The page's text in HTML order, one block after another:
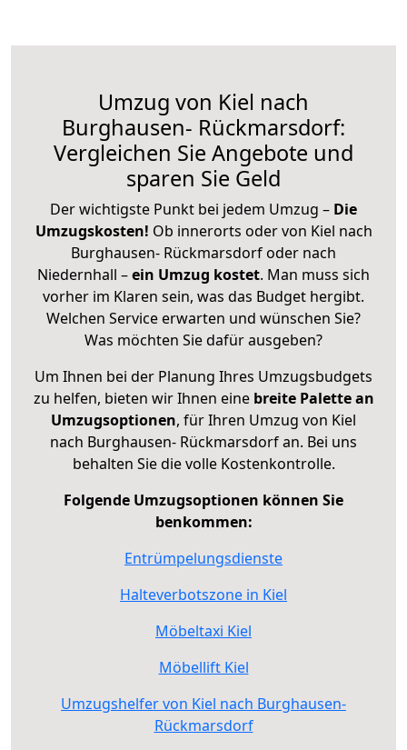
Umzug von Kiel nach
Burghausen- Rückmarsdorf:
Vergleichen Sie Angebote und
sparen Sie Geld
Der wichtigste Punkt bei jedem Umzug – Die
Umzugskosten! Ob innerorts oder von Kiel nach
Burghausen- Rückmarsdorf oder nach
Niedernhall –ein Umzug kostet. Man muss sich
vorher im Klaren sein, was das Budget hergibt.
Welchen Service erwarten und wünschen Sie?
Was möchten Sie dafür ausgeben?
Um Ihnen bei der Planung Ihres Umzugsbudgets
zu helfen, bieten wir Ihnen eine breite Palette an
Umzugsoptionen, für Ihren Umzug von Kiel
nach Burghausen- Rückmarsdorf an. Bei uns
behalten Sie die volle Kostenkontrolle.
Folgende Umzugsoptionen können Sie
benkommen:
Entrümpelungsdienste
Halteverbotszone in Kiel
Möbeltaxi Kiel
Möbellift Kiel
Umzugshelfer von Kiel nach Burghausen-
Rückmarsdorf